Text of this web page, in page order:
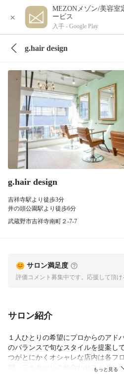
×
MEZONメゾン/美容室
ービス
入手 - Google Play
g.hair design
g.hair design
吉祥寺駅より徒歩3分
井の頭公園駅より徒歩6分
武蔵野市吉祥寺南町２-7-7
サロン満足度
評価コメント募集中です。応援して頂け
サロン紹介
１人ひとりの希望にプロからのアド
のバランスで旬なスタイルを提案し
つがとにかくオシャレな店内は各フ
間。できあがりの似合わせスタイル